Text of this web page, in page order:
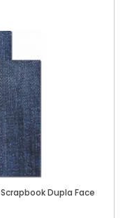
Dupla Face